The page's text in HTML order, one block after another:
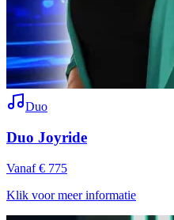
Duo
Duo Joyride
Vanaf € 775
Klik voor meer informatie